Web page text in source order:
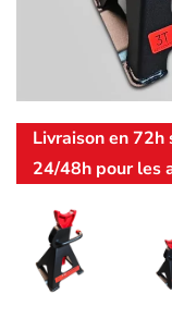
Livraison en 72h
24/48h pour les